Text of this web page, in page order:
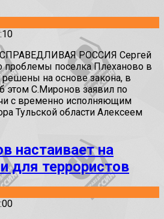
СПРАВЕДЛИВАЯ РОССИЯ Сергей
проблемы поселка Плеханово в
на основе закона, в
этом С.Миронов заявил по
с временно исполняющим
Тульской области Алексеем
настаивает на
для террористов